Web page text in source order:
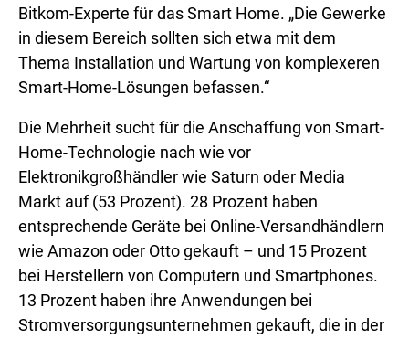
Bitkom-Experte für das Smart Home. „Die Gewerke
in diesem Bereich sollten sich etwa mit dem
Thema Installation und Wartung von komplexeren
Smart-Home-Lösungen befassen.“
Die Mehrheit sucht für die Anschaffung von Smart-
Home-Technologie nach wie vor
Elektronikgroßhändler wie Saturn oder Media
Markt auf (53 Prozent). 28 Prozent haben
entsprechende Geräte bei Online-Versandhändlern
wie Amazon oder Otto gekauft – und 15 Prozent
bei Herstellern von Computern und Smartphones.
13 Prozent haben ihre Anwendungen bei
Stromversorgungsunternehmen gekauft, die in der